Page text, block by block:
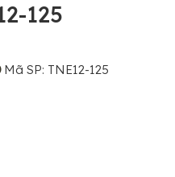
125
Mã SP: TNE12-125